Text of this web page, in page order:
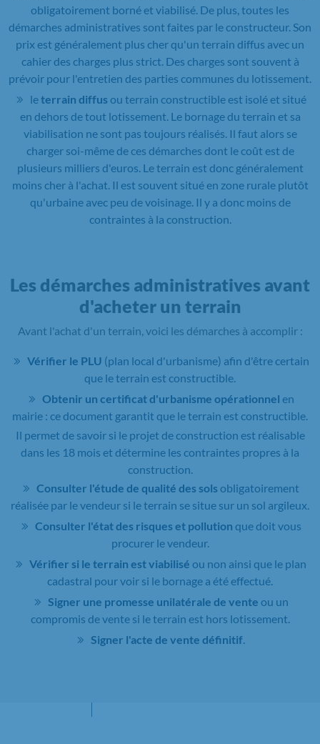
obligatoirement borné et viabilisé. De plus, toutes les
démarches administratives sont faites par le constructeur. Son
prix est généralement plus cher qu'un terrain diffus avec un
cahier des charges plus strict. Des charges sont souvent à
prévoir pour l'entretien des parties communes du lotissement.
leterrain diffusou terrain constructible est isolé et situé
en dehors de tout lotissement. Le bornage du terrain et sa
viabilisation ne sont pas toujours réalisés. Il faut alors se
charger soi-même de ces démarches dont le coût est de
plusieurs milliers d'euros. Le terrain est donc généralement
moins cher à l'achat. Il est souvent situé en zone rurale plutôt
qu'urbaine avec peu de voisinage. Il y a donc moins de
contraintes à la construction.
Les démarches administratives avant
d'acheter un terrain
Avant l'achat d'un terrain, voici les démarches à accomplir :
Vérifier le PLU (plan local d'urbanisme) afin d'être certain
que le terrain est constructible.
Obtenir un certificat d'urbanisme opérationnel en
mairie : ce document garantit que le terrain est constructible.
Il permet de savoir si le projet de construction est réalisable
dans les 18 mois et détermine les contraintes propres à la
construction.
Consulter l'étude de qualité des sols obligatoirement
réalisée par le vendeur si le terrain se situe sur un sol argileux.
Consulter l'état des risques et pollution que doit vous
procurer le vendeur.
Vérifier si le terrain est viabilisé ou non ainsi que le plan
cadastral pour voir si le bornage a été effectué.
Signer une promesse unilatérale de vente ou un
compromis de vente si le terrain est hors lotissement.
Signer l'acte de vente définitif